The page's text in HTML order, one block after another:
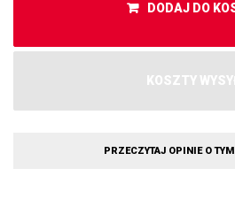
DODAJ DO
KOSZTY
PRZECZYTAJ OPINIE O